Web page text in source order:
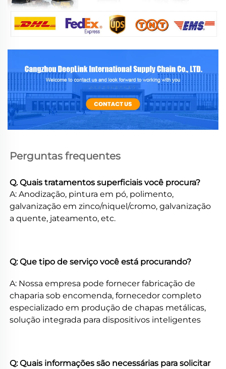
Perguntas frequentes
Q. Quais tratamentos superficiais você procura?
A: Anodização, pintura em pó, polimento,
galvanização em zinco/niquel/cromo, galvanização
a quente, jateamento, etc.
Q: Que tipo de serviço você está procurando?
A: Nossa empresa pode fornecer fabricação de
chaparia sob encomenda, fornecedor completo
especializado em produção de chapas metálicas,
solução integrada para dispositivos inteligentes
Q: Quais informações são necessárias para solicitar